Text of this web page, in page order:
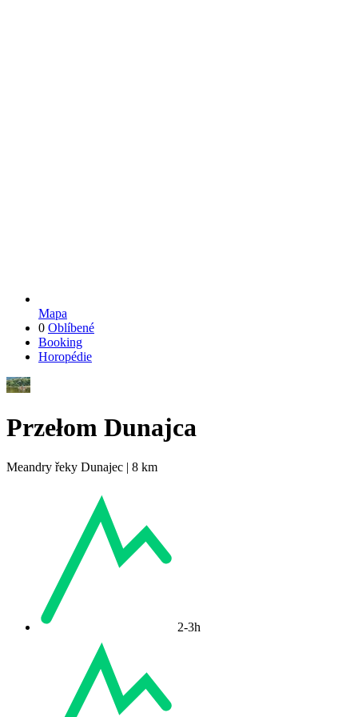
Mapa
0 Oblíbené
Booking
Horopédie
Przełom Dunajca
Meandry řeky Dunajec | 8 km
2-3h